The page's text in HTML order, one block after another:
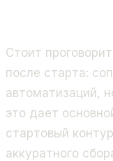
Стоит
после старта:
автоматизаций,
это дает
стартовый
аккуратного